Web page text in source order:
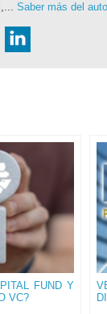
Saber más del
FUND Y
VC?